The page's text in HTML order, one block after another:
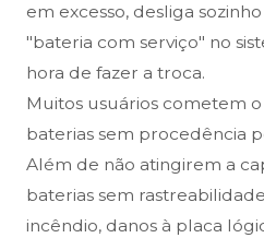
em excesso, desliga
"bateria com serviço" no
hora de fazer a troca.
Muitos usuários cometem
baterias sem procedência
Além de não atingirem a
baterias sem
incêndio, danos à placa